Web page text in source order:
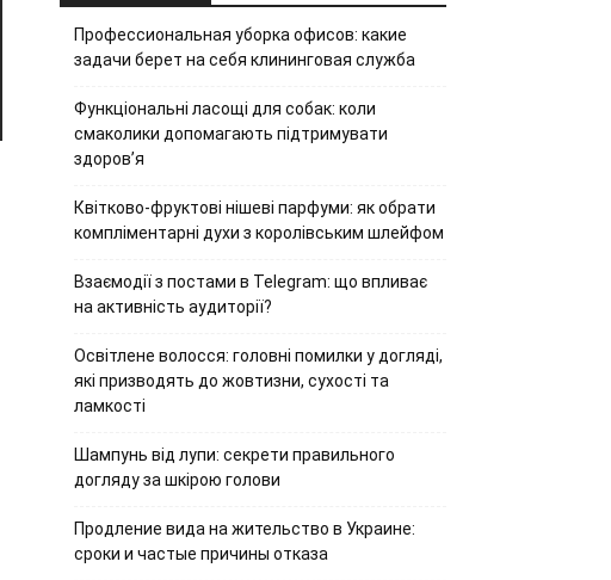
Профессиональная уборка офисов: какие
задачи берет на себя клининговая служба
Функціональні ласощі для собак: коли
смаколики допомагають підтримувати
здоров’я
Квітково-фруктові нішеві парфуми: як обрати
компліментарні духи з королівським шлейфом
Взаємодії з постами в Telegram: що впливає
на активність аудиторії?
Освітлене волосся: головні помилки у догляді,
які призводять до жовтизни, сухості та
ламкості
Шампунь від лупи: секрети правильного
догляду за шкірою голови
Продление вида на жительство в Украине:
сроки и частые причины отказа